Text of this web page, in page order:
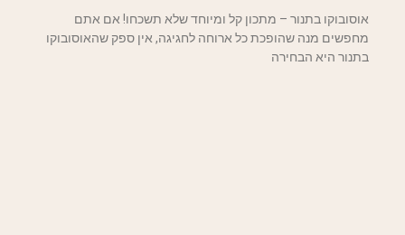
אוסובוקו בתנור – מתכון קל ומיוחד שלא תשכחו! אם אתם
מחפשים מנה שהופכת כל ארוחה לחגיגה, אין ספק שהאוסובוקו
בתנור היא הבחירה